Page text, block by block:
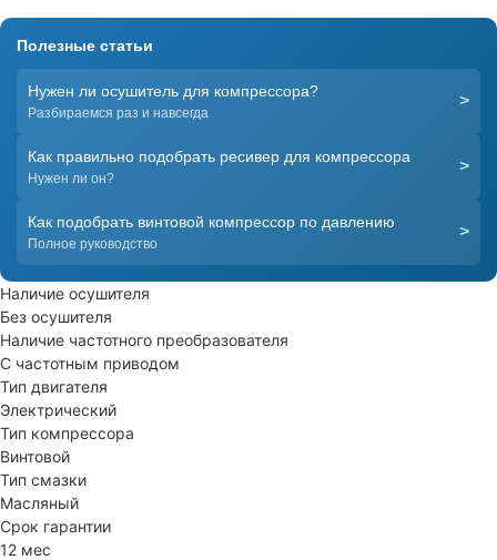
Полезные статьи
Нужен ли осушитель для компрессора?
Разбираемся раз и навсегда
>
Как правильно подобрать ресивер для компрессора
Нужен ли он?
>
Как подобрать винтовой компрессор по давлению
Полное руководство
>
Наличие осушителя
Без осушителя
Наличие частотного преобразователя
С частотным приводом
Тип двигателя
Электрический
Тип компрессора
Винтовой
Тип смазки
Масляный
Срок гарантии
12 мес